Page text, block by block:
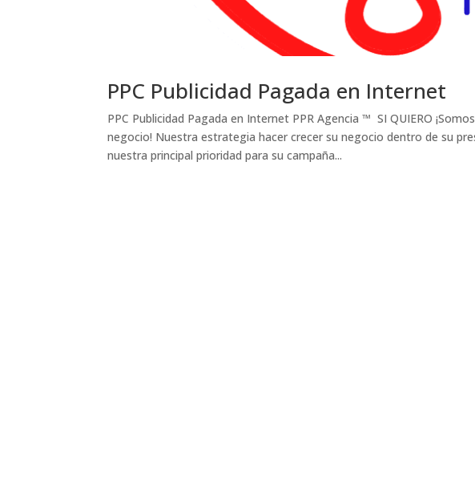
PPC Publicidad Pagada en Internet
PPC Publicidad Pagada en Internet PPR Agencia ™ SI QUIERO
negocio! Nuestra estrategia hacer crecer su negocio dentro de su
nuestra principal prioridad para su campaña...